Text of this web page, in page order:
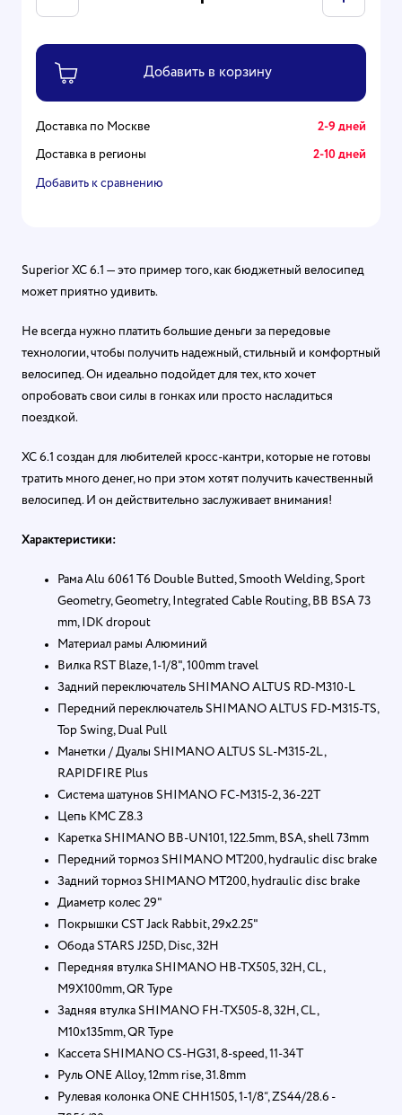
Доставка по Москве 2-9 дней
Доставка в регионы 2-10 дней
Добавить к сравнению
Superior XC 6.1 — это пример того, как бюджетный велосипед
может приятно удивить.
Не всегда нужно платить большие деньги за передовые
технологии, чтобы получить надежный, стильный и комфортный
велосипед. Он идеально подойдет для тех, кто хочет
опробовать свои силы в гонках или просто насладиться
поездкой.
XC 6.1 создан для любителей кросс-кантри, которые не готовы
тратить много денег, но при этом хотят получить качественный
велосипед. И он действительно заслуживает внимания!
Характеристики:
Рама Alu 6061 T6 Double Butted, Smooth Welding, Sport
Geometry, Geometry, Integrated Cable Routing, BB BSA 73
mm, IDK dropout
Материал рамы Алюминий
Вилка RST Blaze, 1-1/8", 100mm travel
Задний переключатель SHIMANO ALTUS RD-M310-L
Передний переключатель SHIMANO ALTUS FD-M315-TS,
Top Swing, Dual Pull
Манетки / Дуалы SHIMANO ALTUS SL-M315-2L,
RAPIDFIRE Plus
Система шатунов SHIMANO FC-M315-2, 36-22T
Цепь KMC Z8.3
Каретка SHIMANO BB-UN101, 122.5mm, BSA, shell 73mm
Передний тормоз SHIMANO MT200, hydraulic disc brake
Задний тормоз SHIMANO MT200, hydraulic disc brake
Диаметр колес 29"
Покрышки CST Jack Rabbit, 29x2.25"
Обода STARS J25D, Disc, 32H
Передняя втулка SHIMANO HB-TX505, 32H, CL,
M9X100mm, QR Type
Задняя втулка SHIMANO FH-TX505-8, 32H, CL,
M10x135mm, QR Type
Кассета SHIMANO CS-HG31, 8-speed, 11-34T
Руль ONE Alloy, 12mm rise, 31.8mm
Рулевая колонка ONE CHH1505, 1-1/8“, ZS44/28.6 -